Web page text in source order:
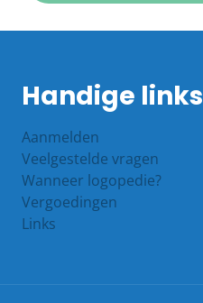
Handige links
Aanmelden
Veelgestelde vragen
Wanneer logopedie?
Vergoedingen
Links